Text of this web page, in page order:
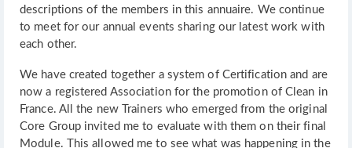
descriptions of the members in this annuaire. We continue
to meet for our annual events sharing our latest work with
each other.
We have created together a system of Certification and are
now a registered Association for the promotion of Clean in
France. All the new Trainers who emerged from the original
Core Group invited me to evaluate with them on their final
Module. This allowed me to see what was happening in the